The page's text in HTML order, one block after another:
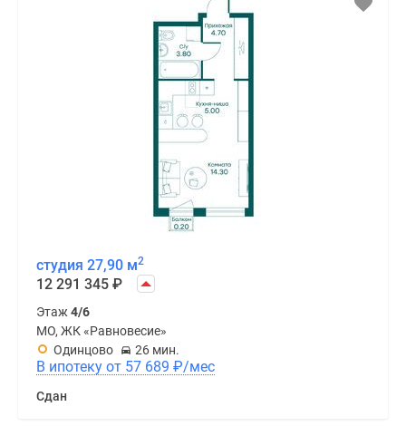
студия 27,90 м2
12 291 345 ₽
Этаж 4/6
МО, ЖК «Равновесие»
Одинцово
26 мин.
В ипотеку от 57 689 ₽/мес
Сдан